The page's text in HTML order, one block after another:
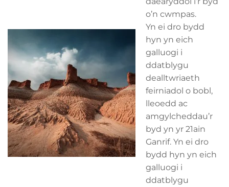
o’n cwmpas.
Yn ei dro bydd
hyn yn eich
galluogi i
ddatblygu
dealltwriaeth
feirniadol o bobl,
lleoedd ac
amgylcheddau’r
byd yn yr 21ain
Ganrif. Yn ei dro
bydd hyn yn eich
galluogi i
ddatblygu